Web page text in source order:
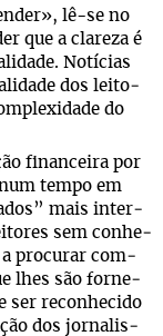
lê-se no
que a cla­reza é
Notí­cias
dos lei­to­
do
finan­ceira por
tempo em
mais inter­
sem conhe­
a pro­cu­rar com­
lhes são for­ne­
ser reco­nhe­cido
dos jor­na­lis­